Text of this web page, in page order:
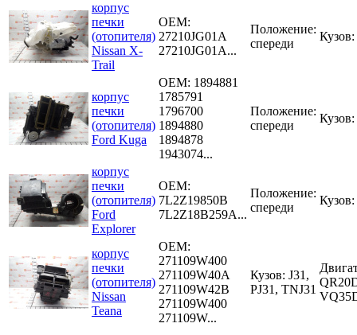
корпус
печки
(отопителя)
Nissan X-
Trail
OEM:
27210JG01A
27210JG01A...
Положение:
спереди
корпус
печки
(отопителя)
Ford Kuga
OEM: 1894881
1785791
1796700
1894880
1894878
1943074...
Положение:
спереди
корпус
печки
(отопителя)
Ford
Explorer
OEM:
7L2Z19850B
7L2Z18B259A...
Положение:
спереди
корпус
печки
(отопителя)
Nissan
Teana
OEM:
271109W400
271109W40A
271109W42B
271109W400
271109W...
Кузов: J31,
PJ31, TNJ31